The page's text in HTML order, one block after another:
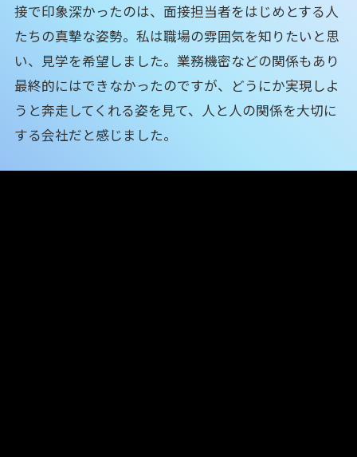
接で印象深かったのは、面接担当者をはじめとする人
たちの真摯な姿勢。私は職場の雰囲気を知りたいと思
い、見学を希望しました。業務機密などの関係もあり
最終的にはできなかったのですが、どうにか実現しよ
うと奔走してくれる姿を見て、人と人の関係を大切に
する会社だと感じました。